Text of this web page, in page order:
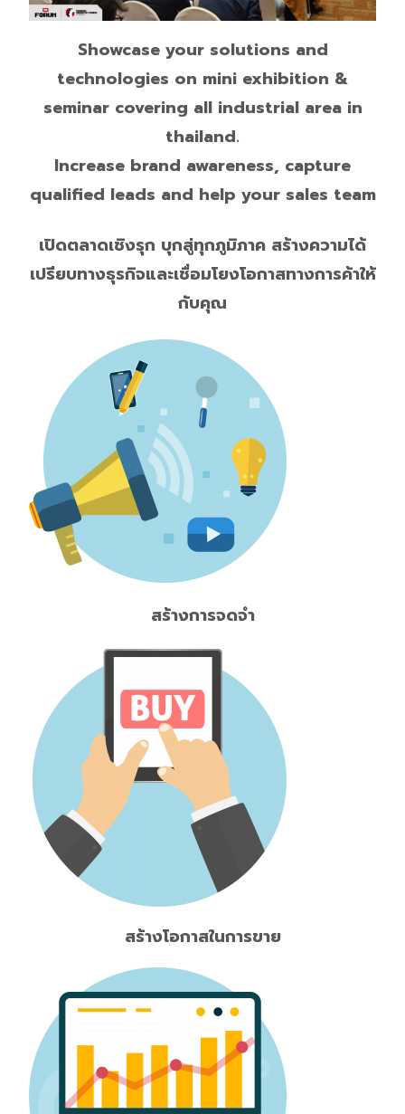
Showcase your solutions and
technologies on mini exhibition &
seminar covering all industrial area in
thailand.
Increase brand awareness, capture
qualified leads and help your sales team
เปิดตลาดเชิงรุก บุกสู่ทุกภูมิภาค สร้างความได้
เปรียบทางธุรกิจและเชื่อมโยงโอกาสทางการค้าให้
กับคุณ
สร้างการจดจำ
สร้างโอกาสในการขาย